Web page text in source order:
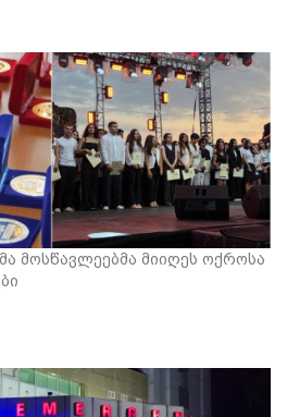
მოსწავლეებმა მიიღეს ოქროსა